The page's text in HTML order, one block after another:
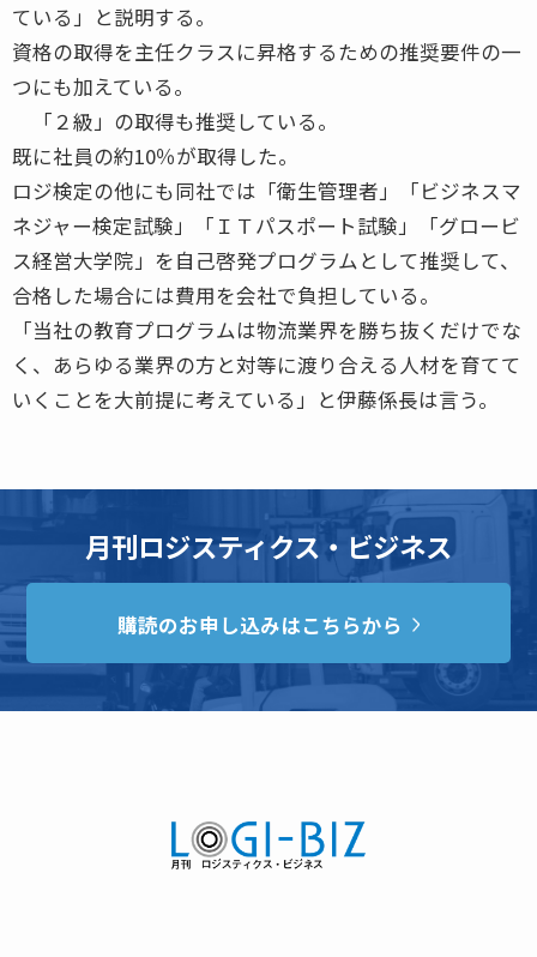
ている」と説明する。
資格の取得を主任クラスに昇格するための推奨要件の一
つにも加えている。
「２級」の取得も推奨している。
既に社員の約10％が取得した。
ロジ検定の他にも同社では「衛生管理者」「ビジネスマ
ネジャー検定試験」「ＩＴパスポート試験」「グロービ
ス経営大学院」を自己啓発プログラムとして推奨して、
合格した場合には費用を会社で負担している。
「当社の教育プログラムは物流業界を勝ち抜くだけでな
く、あらゆる業界の方と対等に渡り合える人材を育てて
いくことを大前提に考えている」と伊藤係長は言う。
月刊ロジスティクス・ビジネス
購読のお申し込みはこちらから